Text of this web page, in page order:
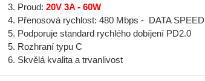
3. Proud: 20V 3A - 60W
4. Přenosová rychlost: 480 Mbps - DATA SPEED
5. Podporuje standard rychlého dobíjení PD2.0
5. Rozhraní typu C
6. Skvělá kvalita a trvanlivost